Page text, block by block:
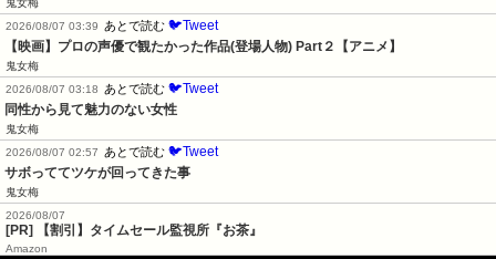
鬼女梅
2026/08/07 03:39
あとで読む 🐦Tweet
【映画】プロの声優で観たかった作品(登場人物) Part２【アニメ】
鬼女梅
2026/08/07 03:18
あとで読む 🐦Tweet
同性から見て魅力のない女性
鬼女梅
2026/08/07 02:57
あとで読む 🐦Tweet
サボっててツケが回ってきた事
鬼女梅
2026/08/07
[PR] 【割引】タイムセール監視所『お茶』
Amazon